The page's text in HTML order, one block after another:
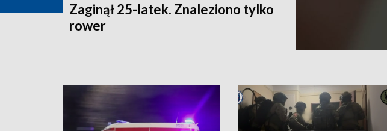
Zaginął 25-latek. Znaleziono tylko
rower